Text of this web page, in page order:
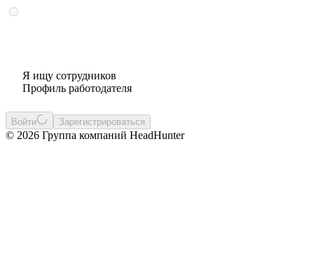
Я ищу сотрудников
Профиль работодателя
Войти Зарегистрироваться
© 2026 Группа компаний HeadHunter